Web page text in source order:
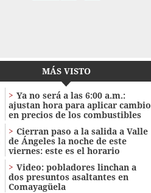
MÁS VISTO
Ya no será a las 6:00 a.m.:
ajustan hora para aplicar cambio
en precios de los combustibles
Cierran paso a la salida a Valle
de Ángeles la noche de este
viernes: este es el horario
Video: pobladores linchan a
dos presuntos asaltantes en
Comayagüela